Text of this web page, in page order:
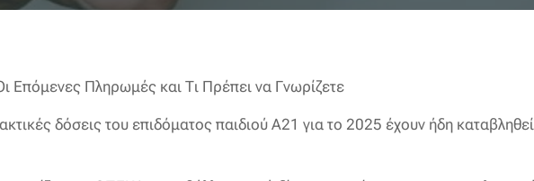
Επόμενες Πληρωμές και Τι Πρέπει να Γνωρίζετε
δόσεις του επιδόματος παιδιού Α21 για το 2025 έχουν ήδη